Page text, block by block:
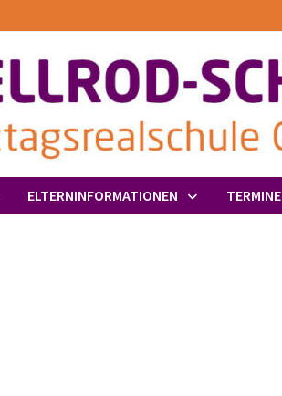
ELTERNINFORMATIONEN TERMINE